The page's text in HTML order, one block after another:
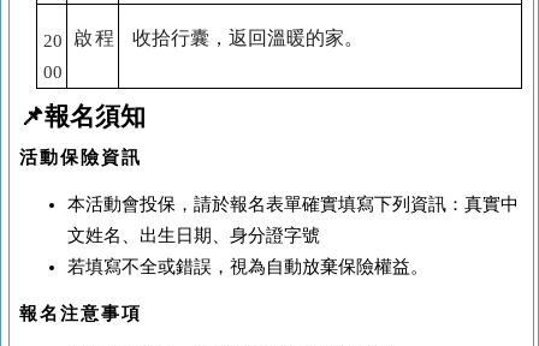
20
00
啟程 收拾行囊，返回溫暖的家。
📌報名須知
活動保險資訊
本活動會投保，請於報名表單確實填寫下列資訊：真實中
文姓名、出生日期、身分證字號
若填寫不全或錯誤，視為自動放棄保險權益。
報名注意事項